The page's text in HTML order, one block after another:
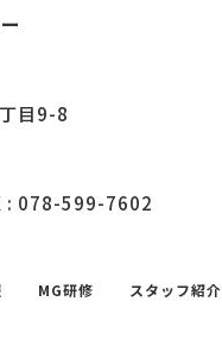
目9-8
: 078-599-7602
MG研修 スタッフ紹介